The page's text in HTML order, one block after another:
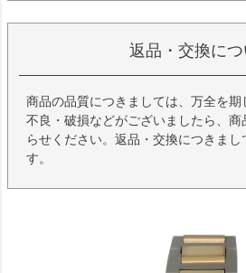
返品・交換につ
商品の品質につきましては、万全を
不良・破損などがございましたら、
らせください。返品・交換につきまし
す。